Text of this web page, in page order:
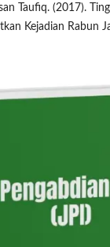
Taufiq. (2017).
Kejadian Rabun